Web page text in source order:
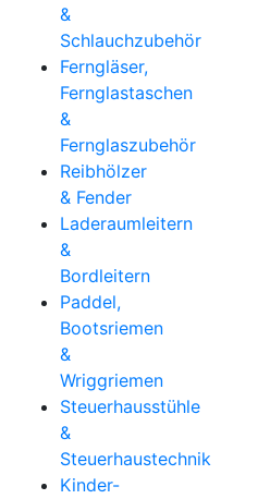
&
Schlauchzubehör
Ferngläser,
Fernglastaschen
&
Fernglaszubehör
Reibhölzer
& Fender
Laderaumleitern
&
Bordleitern
Paddel,
Bootsriemen
&
Wriggriemen
Steuerhausstühle
&
Steuerhaustechnik
Kinder-